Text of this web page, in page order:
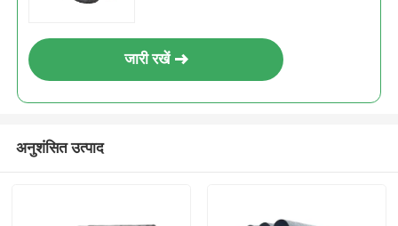
जारी रखें
अनुशंसित उत्पाद